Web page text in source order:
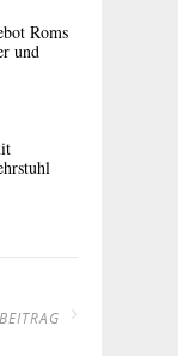
Roms
und